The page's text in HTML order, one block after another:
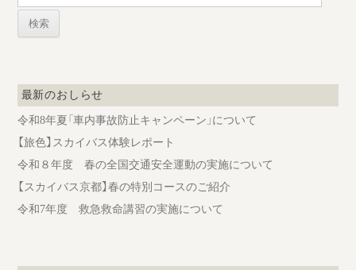
ン
最新のおしらせ
令和8年夏「車内事故防止キャンペーン」について
【旅色】スカイバス体験レポート
令和８年度 春の全国交通安全運動の実施について
【スカイバス京都】春の特別コースのご紹介
令和7年度 救急救命講習の実施について